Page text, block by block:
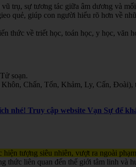
trụ, sự tương tác giữa âm dương và
quẻ, giúp con người hiểu rõ hơn về
thức về triết học, toán học, y học, văn
soạn.
Chấn, Tốn, Khảm, Ly, Cấn,
nhé! Truy cập website Vạn Sự để
tượng siêu nhiên, vượt ra ngoài
thức liên quan đến thế giới tâm linh và